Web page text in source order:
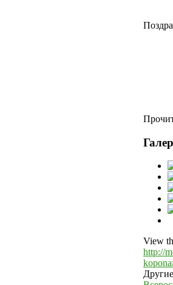
View
http://